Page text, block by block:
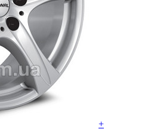
+